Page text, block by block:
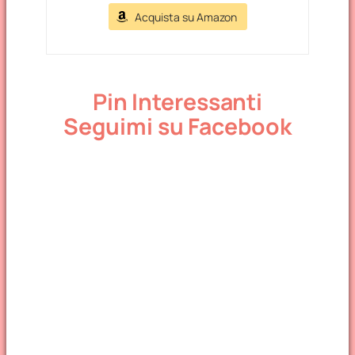
Acquista su Amazon
Pin Interessanti
Seguimi su Facebook